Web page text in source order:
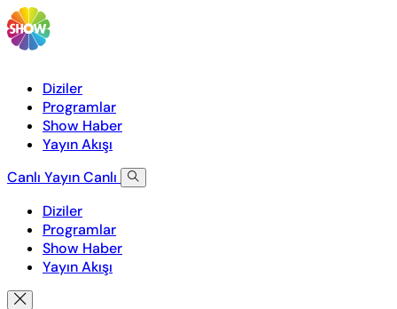
Diziler
Programlar
Show Haber
Yayın Akışı
Canlı YayınCanlı
Diziler
Programlar
Show Haber
Yayın Akışı